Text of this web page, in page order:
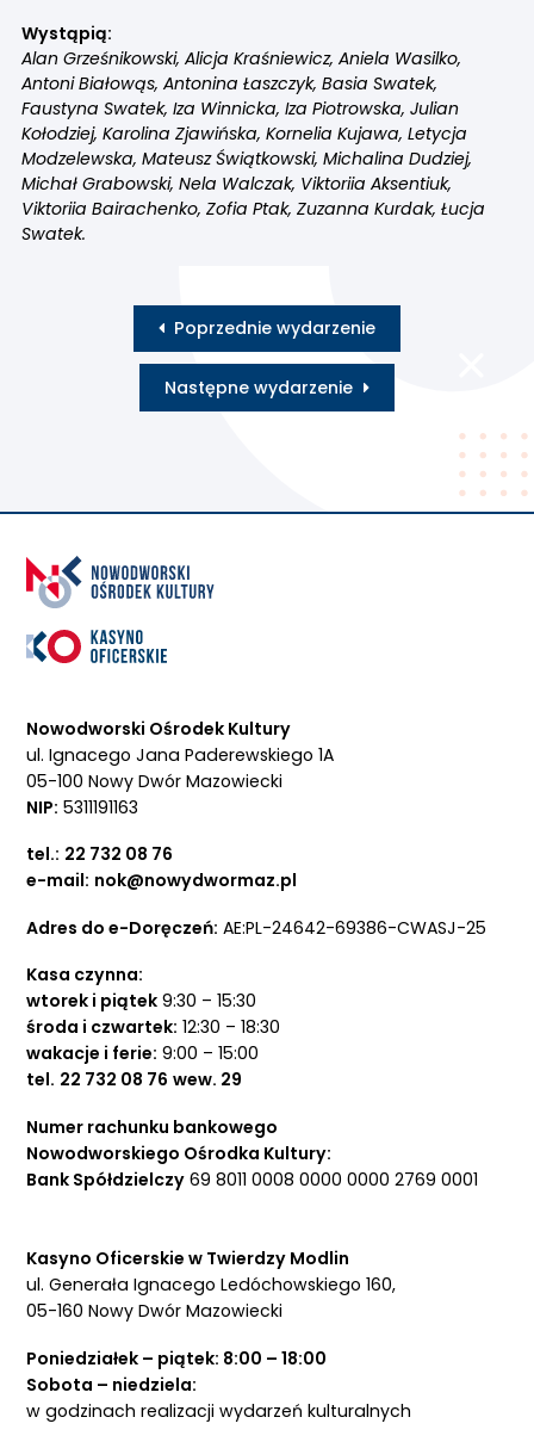
Wystąpią:
Alan Grześnikowski, Alicja Kraśniewicz, Aniela Wasilko,
Antoni Białowąs, Antonina Łaszczyk, Basia Swatek,
Faustyna Swatek, Iza Winnicka, Iza Piotrowska, Julian
Kołodziej, Karolina Zjawińska, Kornelia Kujawa, Letycja
Modzelewska, Mateusz Świątkowski, Michalina Dudziej,
Michał Grabowski, Nela Walczak, Viktoriia Aksentiuk,
Viktoriia Bairachenko, Zofia Ptak, Zuzanna Kurdak, Łucja
Swatek.
Poprzednie wydarzenie
Następne wydarzenie
Nowodworski Ośrodek Kultury
ul. Ignacego Jana Paderewskiego 1A
05-100 Nowy Dwór Mazowiecki
NIP: 5311191163
tel.: 22 732 08 76
e-mail: nok@nowydwormaz.pl
Adres do e-Doręczeń: AE:PL-24642-69386-CWASJ-25
Kasa czynna:
wtorek i piątek9:30 – 15:30
środa i czwartek: 12:30 – 18:30
wakacje i ferie: 9:00 – 15:00
tel. 22 732 08 76 wew. 29
Numer rachunku bankowego
Nowodworskiego Ośrodka Kultury:
Bank Spółdzielczy69 8011 0008 0000 0000 2769 0001
Kasyno Oficerskie w Twierdzy Modlin
ul. Generała Ignacego Ledóchowskiego 160,
05-160 Nowy Dwór Mazowiecki
Poniedziałek – piątek: 8:00 – 18:00
Sobota – niedziela:
w godzinach realizacji wydarzeń kulturalnych